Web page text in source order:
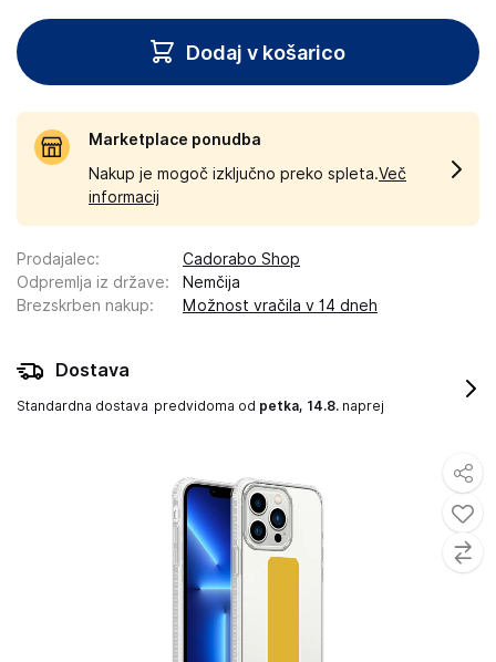
Dodaj v košarico
Marketplace ponudba
Nakup je mogoč izključno preko spleta.Več
informacij
Prodajalec:
Cadorabo Shop
Odpremlja iz države:
Nemčija
Brezskrben nakup: Možnost vračila v 14 dneh
Dostava
Standardna dostava predvidoma od petka, 14.8. naprej